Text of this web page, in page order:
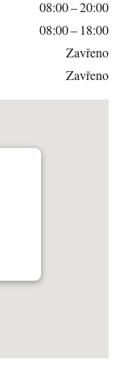
08:00 – 20:00
08:00 – 18:00
Zavřeno
Zavřeno